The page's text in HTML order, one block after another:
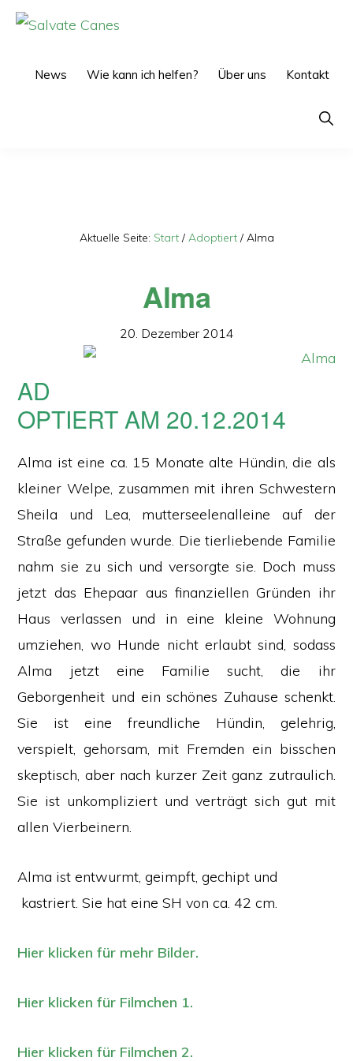
Zur
Zum
News Wie kann ich helfen? Über uns Kontakt
Show
Aktuelle Seite: Start / Adoptiert /Alma
Alma
20. Dezember 2014
AD
OPTIERT AM 20.12.2014
Alma ist eine ca. 15 Monate alte Hündin, die als
kleiner Welpe, zusammen mit ihren Schwestern
Sheila und Lea, mutterseelenalleine auf der
Straße gefunden wurde. Die tierliebende Familie
nahm sie zu sich und versorgte sie. Doch muss
jetzt das Ehepaar aus finanziellen Gründen ihr
Haus verlassen und in eine kleine Wohnung
umziehen, wo Hunde nicht erlaubt sind, sodass
Alma jetzt eine Familie sucht, die ihr
Geborgenheit und ein schönes Zuhause schenkt.
Sie ist eine freundliche Hündin, gelehrig,
verspielt, gehorsam, mit Fremden ein bisschen
skeptisch, aber nach kurzer Zeit ganz zutraulich.
Sie ist unkompliziert und verträgt sich gut mit
allen Vierbeinern.
Alma ist entwurmt, geimpft, gechipt und
kastriert. Sie hat eine SH von ca. 42 cm.
Hier klicken für mehr Bilder.
Hier klicken für Filmchen 1.
Hier klicken für Filmchen 2.